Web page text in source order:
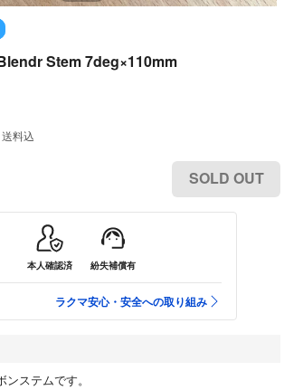
Stem 7deg×110mm
送料込
SOLD OUT
本人確認済 紛失補償有
ラクマ安心・安全への取り組み
ステムです。